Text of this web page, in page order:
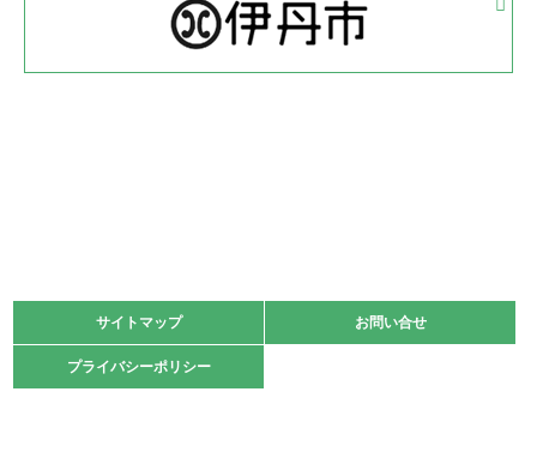
体育協会長杯 バドミントン競技の部
2022.05.22
緑ケ丘体育館
2021.10.23
卓球選手権大会ラージボールの部開催☆
サイトマップ お問い合せ
プライバシーポリシー
サイトマップ お問い合せ
プライバシーポリシー